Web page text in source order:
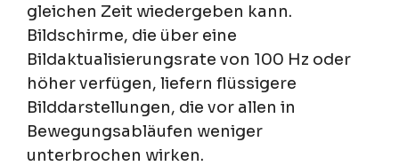
gleichen Zeit wiedergeben kann.
Bildschirme, die über eine
Bildaktualisierungsrate von 100 Hz oder
höher verfügen, liefern flüssigere
Bilddarstellungen, die vor allen in
Bewegungsabläufen weniger
unterbrochen wirken.